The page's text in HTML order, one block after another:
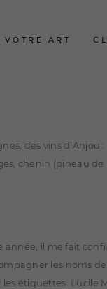
ART
des vins d’Anjou
chenin (pineau de
année, il me fait
les noms de
étiquettes. Lucile